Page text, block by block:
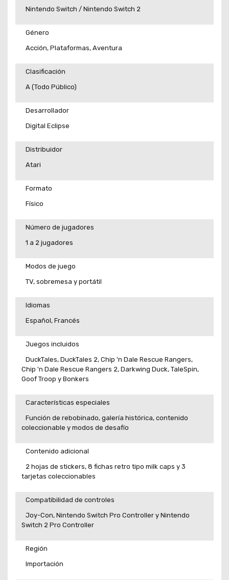
Nintendo Switch / Nintendo Switch 2
Género
Acción, Plataformas, Aventura
Clasificación
A (Todo Público)
Desarrollador
Digital Eclipse
Distribuidor
Atari
Formato
Físico
Número de jugadores
1 a 2 jugadores
Modos de juego
TV, sobremesa y portátil
Idiomas
Español, Francés
Juegos incluidos
DuckTales, DuckTales 2, Chip 'n Dale Rescue Rangers,
Chip 'n Dale Rescue Rangers 2, Darkwing Duck, TaleSpin,
Goof Troop y Bonkers
Características especiales
Función de rebobinado, galería histórica, contenido
coleccionable y modos de desafío
Contenido adicional
2 hojas de stickers, 8 fichas retro tipo milk caps y 3
tarjetas coleccionables
Compatibilidad de controles
Joy-Con, Nintendo Switch Pro Controller y Nintendo
Switch 2 Pro Controller
Región
Importación